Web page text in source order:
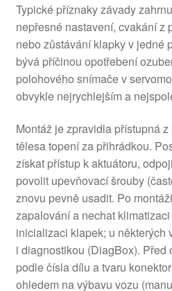
Typické příznaky závady
nepřesné nastavení, cvakání z
nebo zůstávání klapky v jedné
bývá příčinou opotřebení
polohového snímače v
obvykle nejrychlejším a
Montáž je zpravidla přístupná
tělesa topení za přihrádkou.
získat přístup k aktuátoru,
povolit upevňovací šrouby
znovu pevně usadit. Po
zapalování a nechat
inicializaci klapek; u některých
i diagnostikou (DiagBox). Před
podle čísla dílu a tvaru
ohledem na výbavu vozu